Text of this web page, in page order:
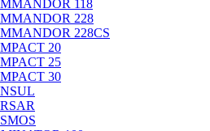
118
228
228CS
20
25
30